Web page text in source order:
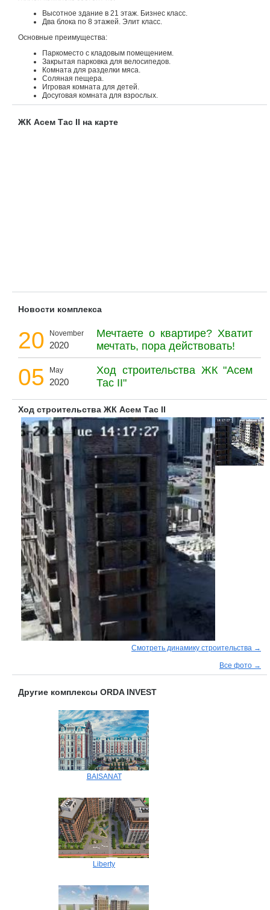
Высотное здание в 21 этаж. Бизнес класс.
Два блока по 8 этажей. Элит класс.
Основные преимущества:
Паркоместо с кладовым помещением.
Закрытая парковка для велосипедов.
Комната для разделки мяса.
Соляная пещера.
Игровая комната для детей.
Досуговая комната для взрослых.
ЖК Асем Тас II на карте
Новости комплекса
20 November
2020
Мечтаете о квартире? Хватит
мечтать, пора действовать!
05 May
2020
Ход строительства ЖК "Асем
Тас ІІ"
Ход строительства ЖК Асем Тас II
Смотреть динамику строительства →
Все фото →
Другие комплексы ORDA INVEST
BAISANAT
Liberty